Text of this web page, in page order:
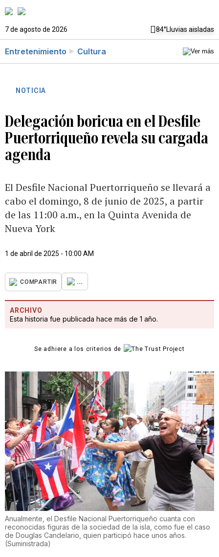
7 de agosto de 2026 84°Lluvias aisladas
Entretenimiento Cultura
NOTICIA
Delegación boricua en el Desfile
Puertorriqueño revela su cargada
agenda
El Desfile Nacional Puertorriqueño se llevará a
cabo el domingo, 8 de junio de 2025, a partir
de las 11:00 a.m., en la Quinta Avenida de
Nueva York
1 de abril de 2025 - 10:00 AM
COMPARTIR ...
ARCHIVO
Esta historia fue publicada hace más de 1 año.
Se adhiere a los criterios de
Anualmente, el Desfile Nacional Puertorriqueño cuanta con
reconocidas figuras de la sociedad de la isla, como fue el caso
de Douglas Candelario, quien participó hace unos años.
(Suministrada)